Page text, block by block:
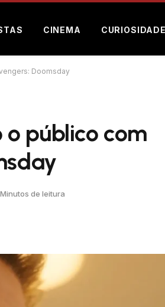
CINEMA
Doomsday
público com
de leitura